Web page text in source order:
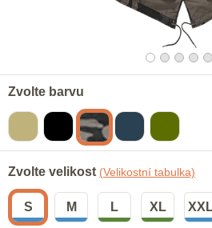
Zvolte barvu
Zvolte velikost (Velikostní tabulka)
S M L XL